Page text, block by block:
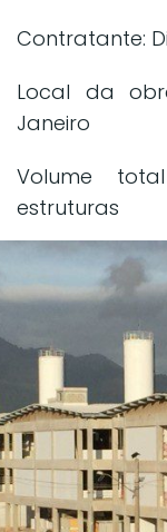
Contratante:
Local da
Janeiro
Volume
estruturas